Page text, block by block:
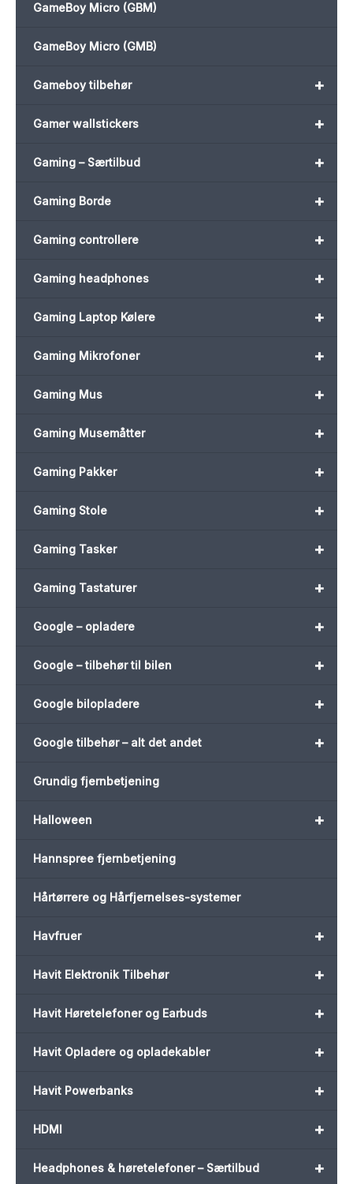
GameBoy Micro (GBM)
GameBoy Micro (GMB)
+
Gameboy tilbehør
+
Gamer wallstickers
+
Gaming – Særtilbud
+
Gaming Borde
+
Gaming controllere
+
Gaming headphones
+
Gaming Laptop Kølere
+
Gaming Mikrofoner
+
Gaming Mus
+
Gaming Musemåtter
+
Gaming Pakker
+
Gaming Stole
+
Gaming Tasker
+
Gaming Tastaturer
+
Google – opladere
+
Google – tilbehør til bilen
+
Google bilopladere
+
Google tilbehør – alt det andet
Grundig fjernbetjening
+
Halloween
Hannspree fjernbetjening
Hårtørrere og Hårfjernelses-systemer
+
Havfruer
+
Havit Elektronik Tilbehør
+
Havit Høretelefoner og Earbuds
+
Havit Opladere og opladekabler
+
Havit Powerbanks
+
HDMI
+
Headphones & høretelefoner – Særtilbud